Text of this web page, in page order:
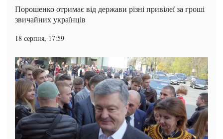
Порошенко отримає від держави різні привілеї за гроші
звичайних українців
18 серпня, 17:59